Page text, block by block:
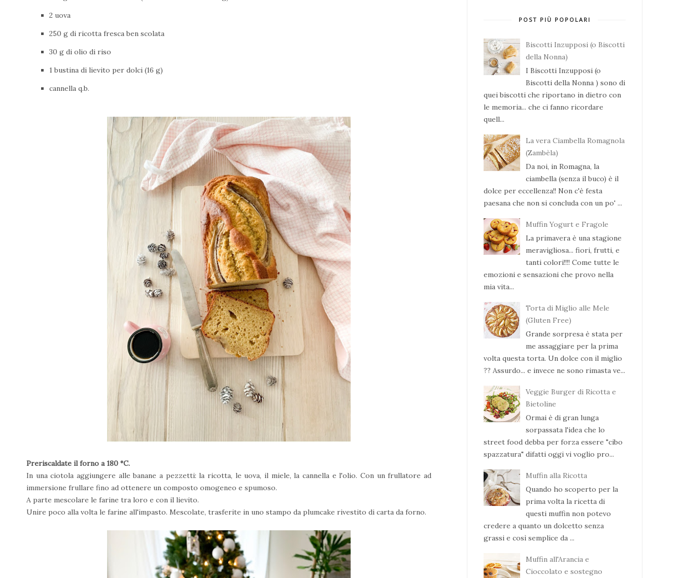
2 uova
250 g di ricotta fresca ben scolata
30 g di olio di riso
1 bustina di lievito per dolci (16 g)
cannella q.b.
Preriscaldate il forno a 180 °C.
In una ciotola aggiungere alle banane a pezzetti: la ricotta, le uova, il miele, la cannella e l'olio. Con un frullatore ad
immersione frullare fino ad ottenere un composto omogeneo e spumoso.
A parte mescolare le farine tra loro e con il lievito.
Unire poco alla volta le farine all'impasto. Mescolate, trasferite in uno stampo da plumcake rivestito di carta da forno.
POST PIÙ POPOLARI
Biscotti Inzupposi (o Biscotti
della Nonna)
I Biscotti Inzupposi (o
Biscotti della Nonna ) sono di
quei biscotti che riportano in dietro con
le memoria... che ci fanno ricordare
quell...
La vera Ciambella Romagnola
(Zambèla)
Da noi, in Romagna, la
ciambella (senza il buco) è il
dolce per eccellenza!! Non c'è festa
paesana che non si concluda con un po' ...
Muffin Yogurt e Fragole
La primavera è una stagione
meravigliosa... fiori, frutti, e
tanti colori!!!! Come tutte le
emozioni e sensazioni che provo nella
mia vita...
Torta di Miglio alle Mele
(Gluten Free)
Grande sorpresa è stata per
me assaggiare per la prima
volta questa torta. Un dolce con il miglio
?? Assurdo... e invece ne sono rimasta ve...
Veggie Burger di Ricotta e
Bietoline
Ormai è di gran lunga
sorpassata l'idea che lo
street food debba per forza essere "cibo
spazzatura" difatti oggi vi voglio pro...
Muffin alla Ricotta
Quando ho scoperto per la
prima volta la ricetta di
questi muffin non potevo
credere a quanto un dolcetto senza
grassi e così semplice da ...
Muffin all'Arancia e
Cioccolato e sostegno